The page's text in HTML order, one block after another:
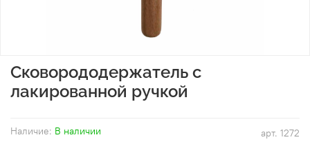
арт. 1272
Наличие: В наличии
Сковорододержатель с
лакированной ручкой